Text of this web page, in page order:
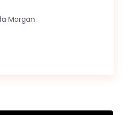
Morgan